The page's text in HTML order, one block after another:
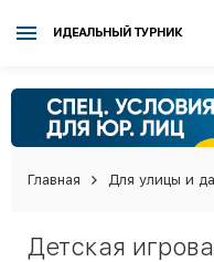
ИДЕАЛЬНЫЙ ТУРНИК
Главная Для улицы и
Детская